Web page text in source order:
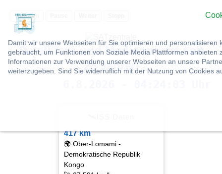
Vorlesen
Damit wir unsere Webseiten für Sie optimieren und
gebraucht, um Funktionen von Soziale Media Plattformen
Informationen zur Verwendung unserer Webseiten an unsere
weiterzugeben. Sind Sie widerruflich mit der Nutzung von Cookies
Satelliten- und Medienportal seit
25 Jahren
417 km
🌍 Ober-Lomami -
Demokratische Republik
Kongo